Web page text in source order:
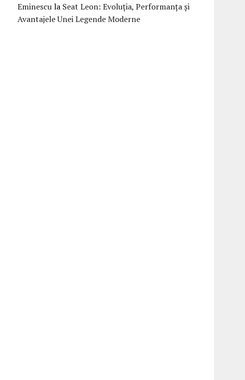
Eminescula Seat Leon: Evoluția, Performanța și
Avantajele Unei Legende Moderne